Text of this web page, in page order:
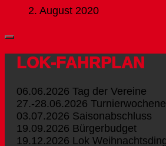
2. August 2020
LOK-FAHRPLAN
06.06.2026 Tag der Vereine
27.-28.06.2026
03.07.2026 Saisonabschluss
19.09.2026 Bürgerbudget
19.12.2026 Lok